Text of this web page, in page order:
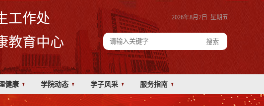
工作处
教育中心
2026年8月7日 星期五
健康 学院动态 学子风采 服务指南